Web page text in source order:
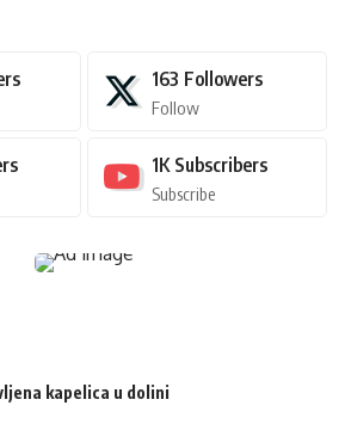
163 Followers
Follow
1K Subscribers
Subscribe
kapelica u dolini